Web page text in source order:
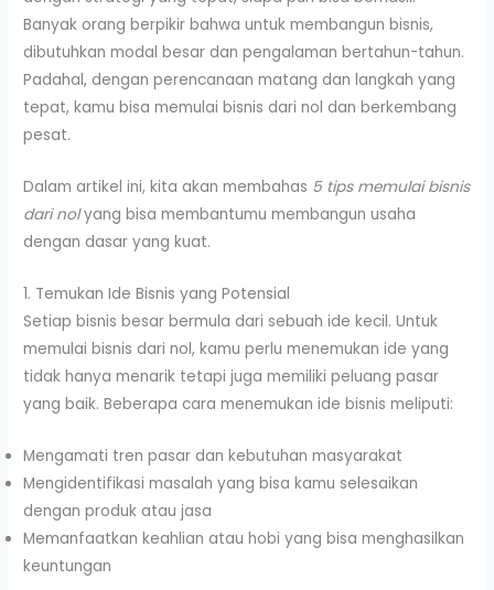
Banyak orang berpikir bahwa untuk membangun bisnis,
dibutuhkan modal besar dan pengalaman bertahun-tahun.
Padahal, dengan perencanaan matang dan langkah yang
tepat, kamu bisa memulai bisnis dari nol dan berkembang
pesat.
Dalam artikel ini, kita akan membahas 5 tips memulai bisnis
dari nolyang bisa membantumu membangun usaha
dengan dasar yang kuat.
1. Temukan Ide Bisnis yang Potensial
Setiap bisnis besar bermula dari sebuah ide kecil. Untuk
memulai bisnis dari nol, kamu perlu menemukan ide yang
tidak hanya menarik tetapi juga memiliki peluang pasar
yang baik. Beberapa cara menemukan ide bisnis meliputi:
Mengamati tren pasar dan kebutuhan masyarakat
Mengidentifikasi masalah yang bisa kamu selesaikan
dengan produk atau jasa
Memanfaatkan keahlian atau hobi yang bisa menghasilkan
keuntungan